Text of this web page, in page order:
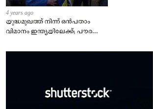
4 years ago
യുദ്ധമുഖത്ത് നിന്ന് ഒൻപതാം
വിമാനം ഇന്ത്യയിലേക്ക്; പൗരന്മാർ
– കേന്ദ്രം